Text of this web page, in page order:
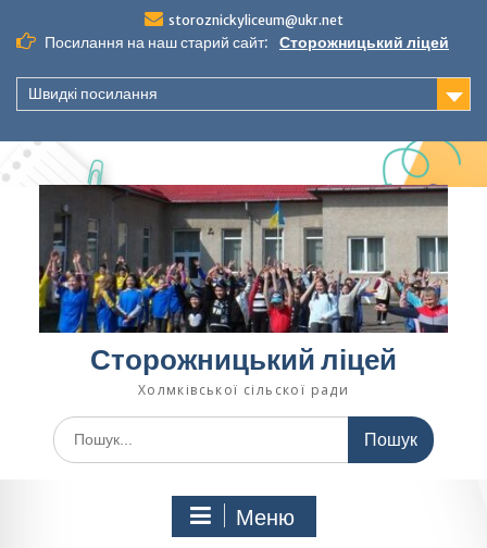
до
вмісту
storoznickyliceum@ukr.net
Посилання на наш старий сайт: Сторожницький ліцей
Швидкі посилання
Сторожницький ліцей
Холмківської сільскої ради
Шукати:
Меню